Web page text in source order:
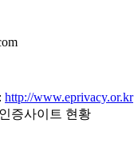
http://www.eprivacy.or.kr
증사이트 현황